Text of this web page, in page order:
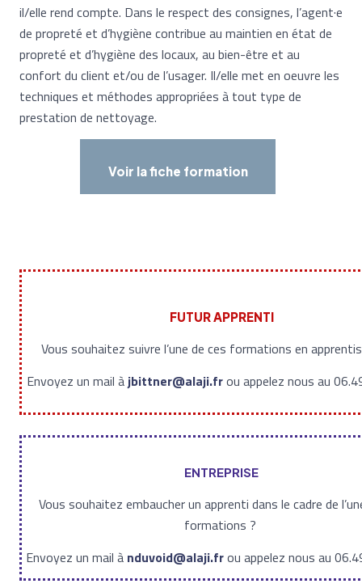
il/elle rend compte. Dans le respect des consignes, l’agent·e
de propreté et d’hygiène contribue au maintien en état de
propreté et d’hygiène des locaux, au bien-être et au
confort du client et/ou de l’usager. Il/elle met en oeuvre les
techniques et méthodes appropriées à tout type de
prestation de nettoyage.
Voir la fiche formation
FUTURAPPRENTI
Vous souhaitez suivre l’une de ces formations en
Envoyez un mail àjbittner@alaji.frou appelez nous au
ENTREPRISE
Vous souhaitez embaucher un apprenti dans le cadre de
formations ?
Envoyez un mail à nduvoid@alaji.frou appelez nous au